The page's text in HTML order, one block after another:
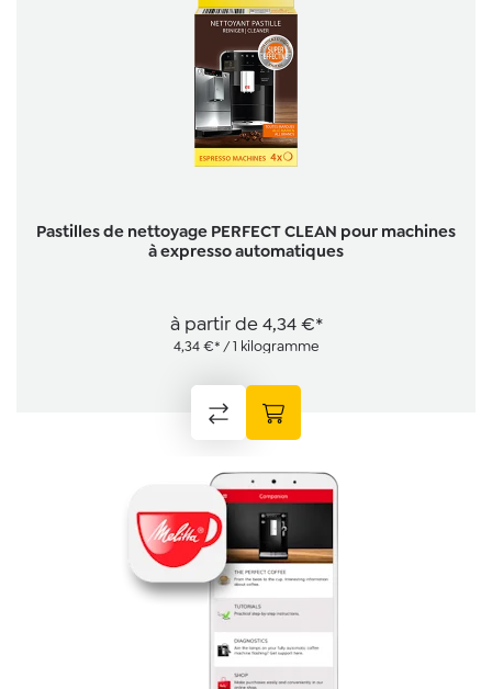
Pastilles de nettoyage PERFECT CLEAN pour machines
à expresso automatiques
à partir de4,34 €*
4,34 €* / 1 kilogramme